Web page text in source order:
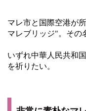
マレ市と国際空港が
マレブリッジ"。その
いずれ中華人民共和
を祈りたい。